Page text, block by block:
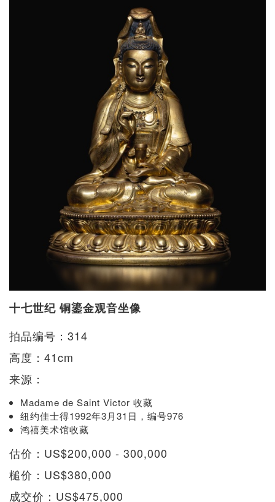
十七世纪 铜鎏金观音坐像
拍品编号：314
高度：41cm
来源：
Madame de Saint Victor 收藏
纽约佳士得1992年3月31日，编号976
鸿禧美术馆收藏
估价：US$200,000 - 300,000
槌价：US$380,000
成交价：US$475,000